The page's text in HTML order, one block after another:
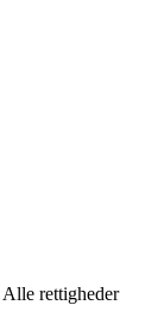
Alle rettigheder